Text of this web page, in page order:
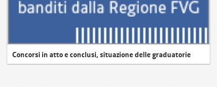
Concorsi in atto e conclusi, situazione delle graduatorie